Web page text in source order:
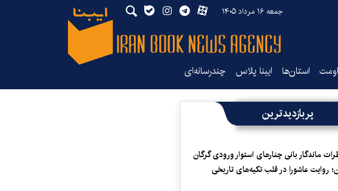
جمعه ۱۶ مرداد ۱۴۰۵
استان‌ها ایبنا پلاس چندرسانه‌ای
پربازدیدترین
ماندگار بانی چنارهای استوار ورودی گرگان
روایت عاشورا در قلب تکیه‌های تاریخی